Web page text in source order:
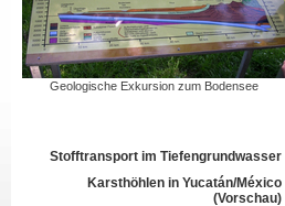
Geologische Exkursion zum Bodensee
Stofftransport im Tiefengrundwasser
Karsthöhlen in Yucatán/México
(Vorschau)